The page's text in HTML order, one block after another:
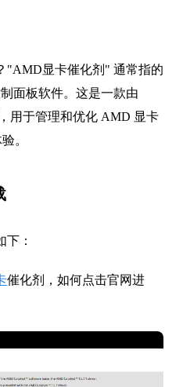
"AMD显卡催化剂" 通常指的
面板软件。这是一款由
用于管理和优化 AMD 显卡
。
：
催化剂，如何点击官网进